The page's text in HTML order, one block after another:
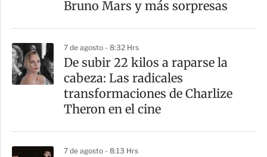
Bruno Mars y más sorpresas
7 de agosto - 8:32 Hrs
De subir 22 kilos a raparse la
cabeza: Las radicales
transformaciones de Charlize
Theron en el cine
7 de agosto - 8:13 Hrs